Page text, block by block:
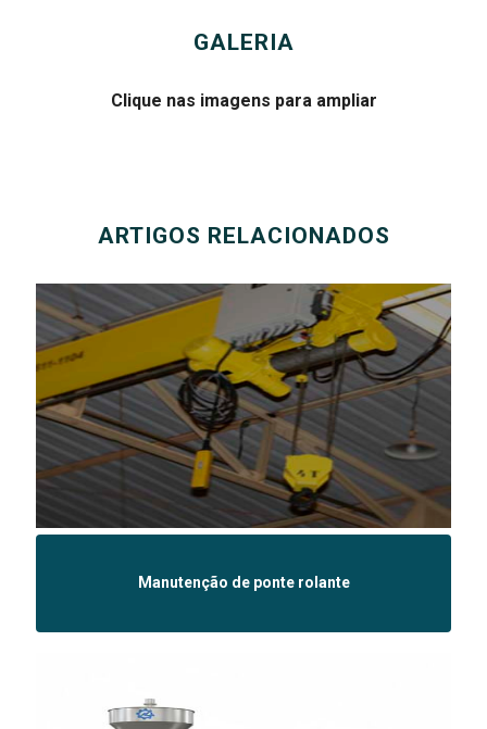
GALERIA
Clique nas imagens para ampliar
ARTIGOS RELACIONADOS
Manutenção de ponte rolante